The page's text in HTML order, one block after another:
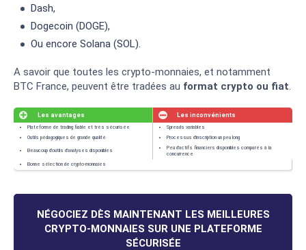
Dash,
Dogecoin (DOGE),
Ou encore Solana (SOL).
A savoir que toutes les crypto-monnaies, et notamment
BTC France, peuvent être tradées au format crypto ou fiat.
NÉGOCIEZ DÈS MAINTENANT LES MEILLEURES
CRYPTO-MONNAIES SUR UNE PLATEFORME
SÉCURISÉE